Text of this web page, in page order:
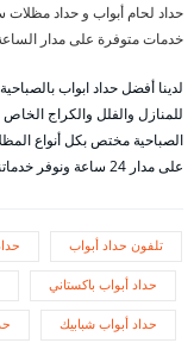
حداد لحام أبواب و حداد مظلات
خدمات متوفرة على مدار
لدينا أفضل حداد ابواب
للمنازل والفلل والكراج
الصباحية مختص بكل أنواع
على مدار 24 ساعة ونوفر خدماتنا لكافة محافظات الكويت وبأسعار رخيصة جدا.
تلفون حداد أبواب
حداد أبواب باكستاني
حداد أبواب شبابيك